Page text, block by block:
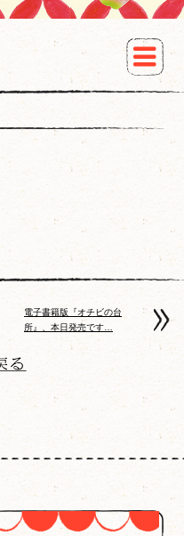
電子書籍版『オチビの台
所』、本日発売です…